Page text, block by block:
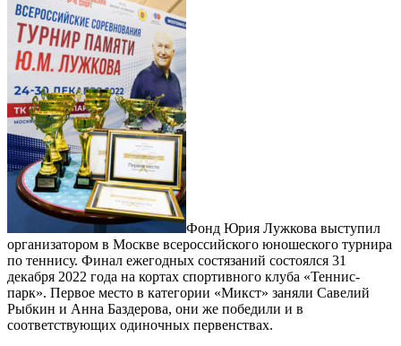
Фонд Юрия Лужкова выступил
организатором в Москве всероссийского юношеского турнира
по теннису. Финал ежегодных состязаний состоялся 31
декабря 2022 года на кортах спортивного клуба «Теннис-
парк». Первое место в категории «Микст» заняли Савелий
Рыбкин и Анна Баздерова, они же победили и в
соответствующих одиночных первенствах.